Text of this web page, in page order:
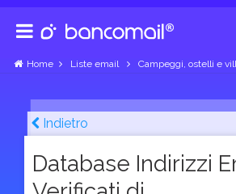
Home Liste email Campeggi, ostelli e
Indietro
Database Indirizzi